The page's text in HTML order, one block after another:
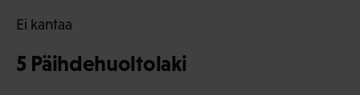
Ei kantaa
5 Päihdehuoltolaki